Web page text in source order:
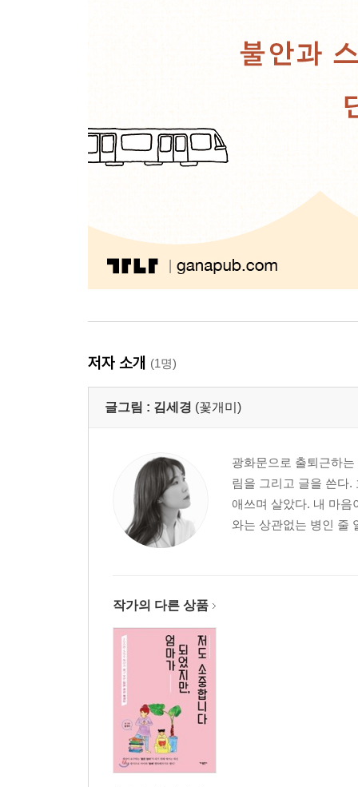
저자 소개 (1명)
글그림 : 김세경 (꽃개미)
광화문으로 출퇴근하
림을 그리고 글을 쓴다
애쓰며 살았다. 내 마음
와는 상관없는 병인 줄
작가의 다른 상품